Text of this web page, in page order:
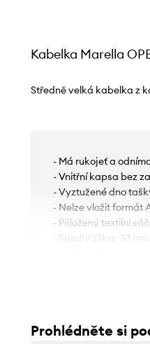
Kabelka Marella
Středně velká kabelka z
- Má rukojeť a
- Vnitřní kapsa bez
- Vyztužené dno
- Nelze vložit formát
- Přiložený textilní
- Spodní šířka: 33 cm.
Prohlédněte si